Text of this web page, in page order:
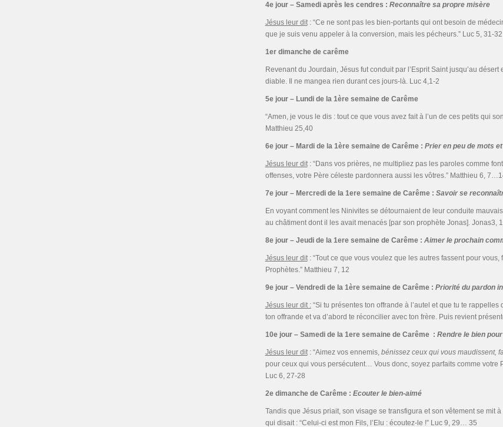
4e jour – Samedi après les cendres : Reconnaître sa propre misère
Jésus leur dit: “Ce ne sont pas les bien-portants qui ont besoin de
que je suis venu appeler à la conversion, mais les pécheurs.” Luc 5, 31-32
1er dimanche de carême
Revenant du Jourdain, Jésus fut conduit par l’Esprit Saint jusqu’au
diable. Il ne mangea rien durant ces jours-là. Luc 4,1-2
5e jour – Lundi de la 1ère semaine de Carême
“Amen, je vous le dis : tout ce que vous avez fait à l’un de ces petits qui
Matthieu 25,40
6e jour – Mardi de la 1ère semaine de Carême : Prier en peu de mots
Jésus leur dit: “Dans vos prières, ne multipliez pas les paroles comme
offenses, votre Père céleste pardonnera aussi les vôtres.” Matthieu 6,
7e jour – Mercredi de la 1ere semaine de Carême : Savoir se
En voyant comment les Ninivites se détournaient de leur conduite
au châtiment dont il les avait menacés [par son prophète Jonas]. Jonas3,
8e jour – Jeudi de la 1ere semaine de Carême : Aimer le prochain
Jésus leur dit: “Tout ce que vous voulez que les autres fassent pour
Prophètes.” Matthieu 7, 12
9e jour – Vendredi de la 1ère semaine de Carême : Priorité du pardon
Jésus leur dit :“Si tu présentes ton offrande à l’autel et que tu te
ton offrande et va d’abord te réconcilier avec ton frère. Puis revient
10e jour – Samedi de la 1ere semaine de Carême : Rendre le bien
Jésus leur dit: “Aimez vos ennemis,bénissez ceux qui vous maudissent,
pour ceux qui vous persécutent… Vous donc, soyez parfaits comme votre
Luc 6, 27-28
2e dimanche de Carême : Ecouter le bien-aimé
Tandis que Jésus priait, son visage se transfigura et son vêtement se mit
qui disait : “Celui-ci est mon Fils, l’Elu : écoutez-le !” Luc 9, 29… 35